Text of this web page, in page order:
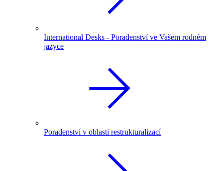
International Desks - Poradenství ve Vašem rodném
jazyce
Poradenství v oblasti restrukturalizací